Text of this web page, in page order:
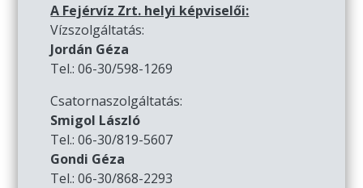
A Fejérvíz Zrt. helyi képviselői:
Vízszolgáltatás:
Jordán Géza
Tel.: 06-30/598-1269
Csatornaszolgáltatás:
Smigol László
Tel.: 06-30/819-5607
Gondi Géza
Tel.: 06-30/868-2293